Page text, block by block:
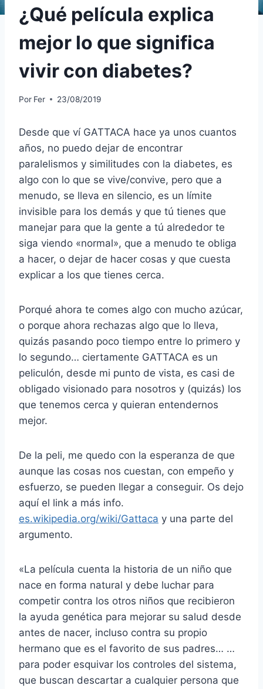
¿Qué película explica
mejor lo que significa
vivir con diabetes?
Por Fer 23/08/2019
Desde que ví GATTACA hace ya unos cuantos
años, no puedo dejar de encontrar
paralelismos y similitudes con la diabetes, es
algo con lo que se vive/convive, pero que a
menudo, se lleva en silencio, es un límite
invisible para los demás y que tú tienes que
manejar para que la gente a tú alrededor te
siga viendo «normal», que a menudo te obliga
a hacer, o dejar de hacer cosas y que cuesta
explicar a los que tienes cerca.
Porqué ahora te comes algo con mucho azúcar,
o porque ahora rechazas algo que lo lleva,
quizás pasando poco tiempo entre lo primero y
lo segundo… ciertamente GATTACA es un
peliculón, desde mi punto de vista, es casi de
obligado visionado para nosotros y (quizás) los
que tenemos cerca y quieran entendernos
mejor.
De la peli, me quedo con la esperanza de que
aunque las cosas nos cuestan, con empeño y
esfuerzo, se pueden llegar a conseguir. Os dejo
aquí el link a más info.
es.wikipedia.org/wiki/Gattaca y una parte del
argumento.
«La película cuenta la historia de un niño que
nace en forma natural y debe luchar para
competir contra los otros niños que recibieron
la ayuda genética para mejorar su salud desde
antes de nacer, incluso contra su propio
hermano que es el favorito de sus padres… …
para poder esquivar los controles del sistema,
que buscan descartar a cualquier persona que